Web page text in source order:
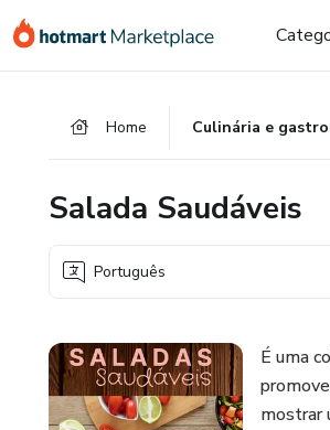
para
para
para
Home Culinária e
Salada Saudáveis
Português
É uma
mostrar